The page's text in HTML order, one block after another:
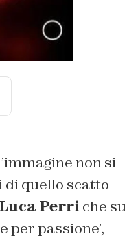
non si
di quello scatto
Luca Perri che su
per passione’,